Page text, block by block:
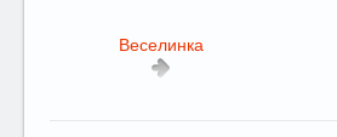
Веселинка